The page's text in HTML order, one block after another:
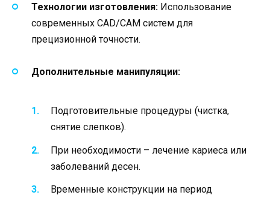
Технологии изготовления: Использование
современных CAD/CAM систем для
прецизионной точности.
Дополнительные манипуляции:
Подготовительные процедуры (чистка,
снятие слепков).
При необходимости – лечение кариеса или
заболеваний десен.
Временные конструкции на период